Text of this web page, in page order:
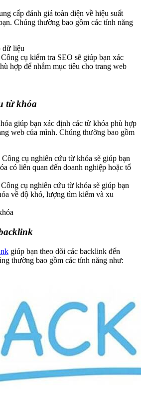
cấp đánh giá toàn diện về hiệu suất
Chúng thường bao gồm các tính năng
dữ liệu
cụ kiểm tra SEO sẽ giúp bạn xác
hợp để nhắm mục tiêu cho trang web
từ khóa
giúp bạn xác định các từ khóa phù hợp
web của mình. Chúng thường bao gồm
cụ nghiên cứu từ khóa sẽ giúp bạn
có liên quan đến doanh nghiệp hoặc tổ
cụ nghiên cứu từ khóa sẽ giúp bạn
về độ khó, lượng tìm kiếm và xu
giúp bạn theo dõi các backlink đến
thường bao gồm các tính năng như: